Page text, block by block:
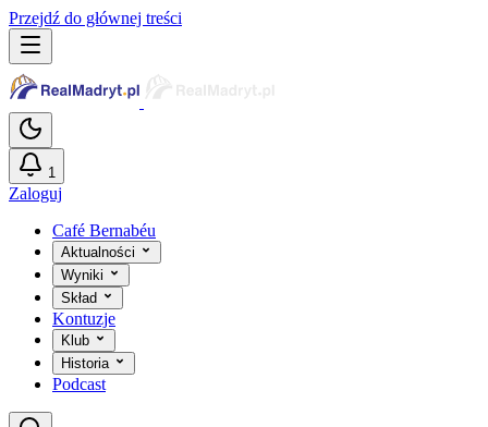
Przejdź do głównej treści
1
Zaloguj
Café Bernabéu
Aktualności
Wyniki
Skład
Kontuzje
Klub
Historia
Podcast